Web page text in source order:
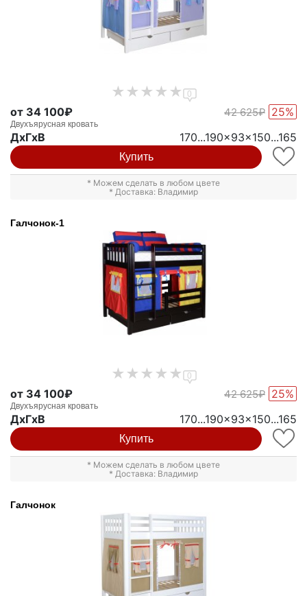
0
от 34 100₽ 42 625₽ 25%
Двухъярусная кровать
ДxГxВ 170...190x93x150...165
Купить
* Можем сделать в любом цвете
* Доставка: Владимир
Галчонок-1
0
от 34 100₽ 42 625₽ 25%
Двухъярусная кровать
ДxГxВ 170...190x93x150...165
Купить
* Можем сделать в любом цвете
* Доставка: Владимир
Галчонок